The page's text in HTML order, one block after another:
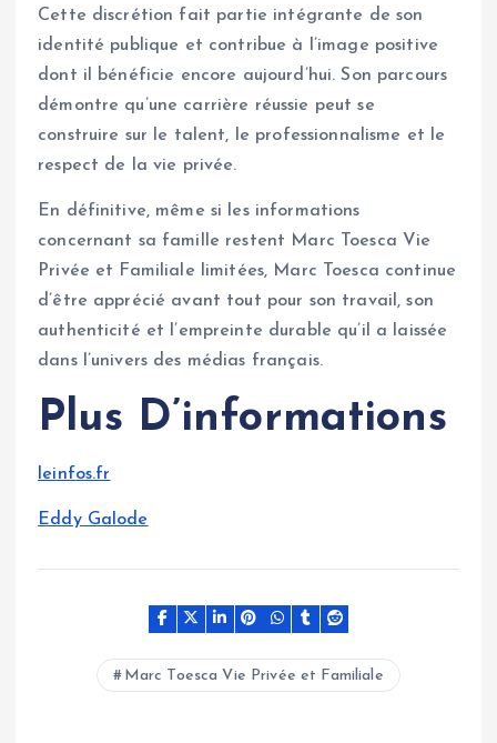
Cette discrétion fait partie intégrante de son
identité publique et contribue à l’image positive
dont il bénéficie encore aujourd’hui. Son parcours
démontre qu’une carrière réussie peut se
construire sur le talent, le professionnalisme et le
respect de la vie privée.
En définitive, même si les informations
concernant sa famille restent Marc Toesca Vie
Privée et Familiale limitées, Marc Toesca continue
d’être apprécié avant tout pour son travail, son
authenticité et l’empreinte durable qu’il a laissée
dans l’univers des médias français.
Plus D’informations
leinfos.fr
Eddy Galode
Marc Toesca Vie Privée et Familiale